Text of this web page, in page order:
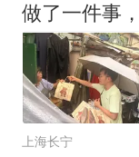
做了一件事
上海长宁